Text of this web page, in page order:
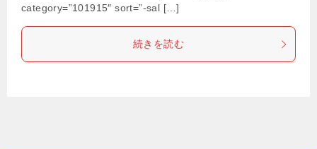
category=”101915″ sort=”-sal […]
続きを読む